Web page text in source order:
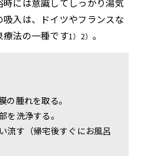
時には意識してしっかり湯気
入は、ドイツやフランスな
療法の一種です1）2） 。
腫れを取る。
洗浄する。
流す（帰宅後すぐにお風呂